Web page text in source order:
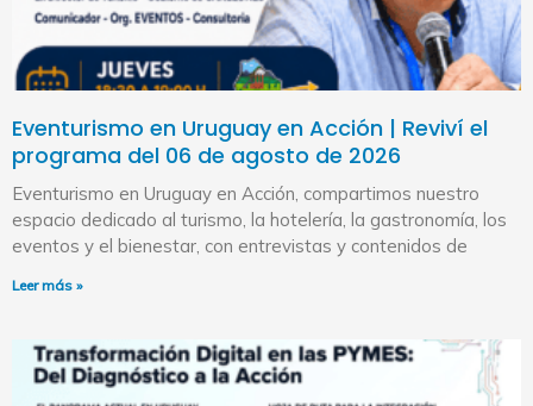
Eventurismo en Uruguay en Acción | Reviví el
programa del 06 de agosto de 2026
Eventurismo en Uruguay en Acción, compartimos nuestro
espacio dedicado al turismo, la hotelería, la gastronomía, los
eventos y el bienestar, con entrevistas y contenidos de
Leer más »